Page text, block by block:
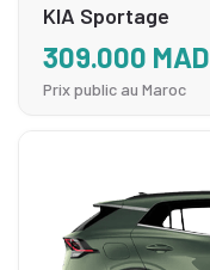
KIA Sportage
309.000 MAD
Prix public au Maroc